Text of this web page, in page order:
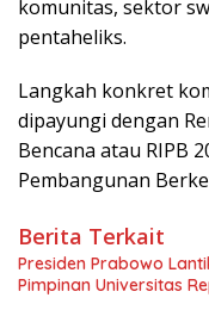
komunitas, sektor
pentaheliks.
Langkah konkret
dipayungi dengan
Bencana atau RIPB
Pembangunan
Berita Terkait
Presiden Prabowo
Pimpinan Universitas